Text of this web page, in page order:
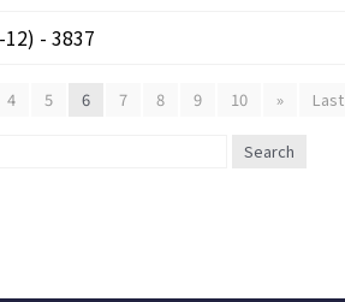
12) - 3837
4 5 6 7 8 9 10 » Last
Search